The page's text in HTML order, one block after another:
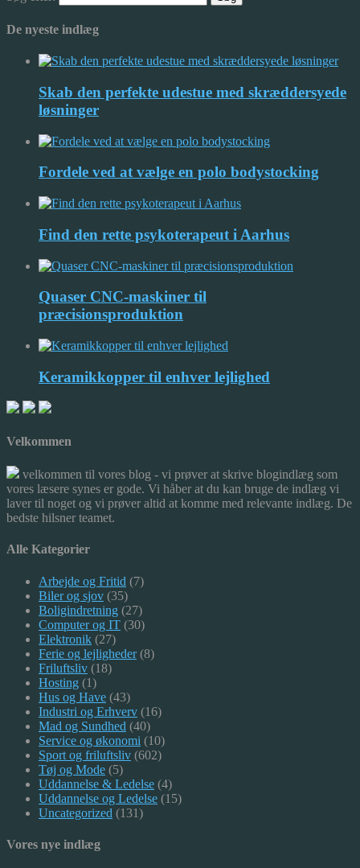
De nyeste indlæg
Skab den perfekte udestue med skræddersyede
løsninger
Fordele ved at vælge en polo bodystocking
Find den rette psykoterapeut i Aarhus
Quaser CNC-maskiner til
præcisionsproduktion
Keramikkopper til enhver lejlighed
Velkommen
velkommen til vores blog - vi prøver at skrive blogindlæg som
vores læsere synes er gode. Vi håber at du kan bruge de indlæg vi
laver til noget og vi prøver altid at komme med relevante indlæg. De
bedste hilsner teamet.
Alle Kategorier
Arbejde og Fritid (7)
Biler og sjov (35)
Boligindretning (27)
Computer og IT (30)
Elektronik (27)
Ferie og lejligheder(8)
Friluftsliv (18)
Hosting (1)
Hus og Have (43)
Industri og Erhverv (16)
Mad og Sundhed (40)
Service og økonomi (10)
Sport og friluftsliv (602)
Tøj og Mode (5)
Uddannelse & Ledelse (4)
Uddannelse og Ledelse (15)
Uncategorized (131)
Vores nye indlæg